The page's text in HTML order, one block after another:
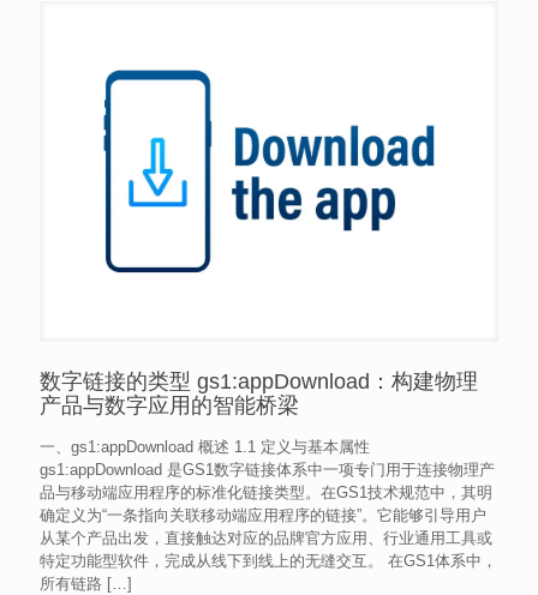
数字链接的类型 gs1:appDownload：构建物理
产品与数字应用的智能桥梁
一、gs1:appDownload 概述 1.1 定义与基本属性
gs1:appDownload 是GS1数字链接体系中一项专门用于连接物理产
品与移动端应用程序的标准化链接类型。在GS1技术规范中，其明
确定义为“一条指向关联移动端应用程序的链接”。它能够引导用户
从某个产品出发，直接触达对应的品牌官方应用、行业通用工具或
特定功能型软件，完成从线下到线上的无缝交互。 在GS1体系中，
所有链路 […]